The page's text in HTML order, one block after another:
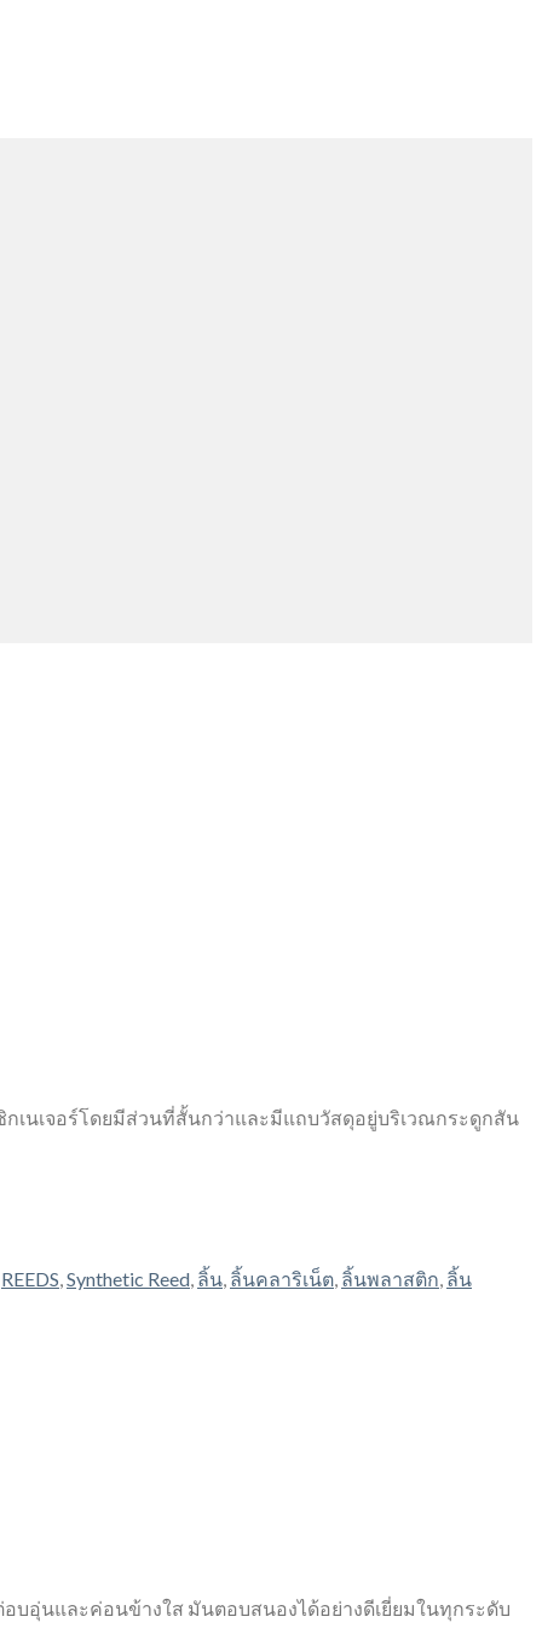
เนเจอร์โดยมีส่วนที่สั้นกว่าและมีแถบวัสดุอยู่บริเวณกระดูกสัน
REEDS,Synthetic Reed, ลิ้น, ลิ้นคลาริเน็ต, ลิ้นพลาสติก, ลิ้น
บอุ่นและค่อนข้างใส มันตอบสนองได้อย่างดีเยี่ยมในทุกระดับ